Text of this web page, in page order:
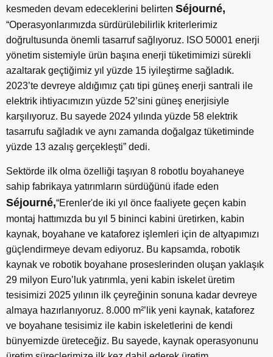
kesmeden devam edeceklerini belirten Séjourné,
“Operasyonlarımızda sürdürülebilirlik kriterlerimiz
doğrultusunda önemli tasarruf sağlıyoruz. ISO 50001 enerji
yönetim sistemiyle ürün başına enerji tüketimimizi sürekli
azaltarak geçtiğimiz yıl yüzde 15 iyileştirme sağladık.
2023’te devreye aldığımız çatı tipi güneş enerji santrali ile
elektrik ihtiyacımızın yüzde 52’sini güneş enerjisiyle
karşılıyoruz. Bu sayede 2024 yılında yüzde 58 elektrik
tasarrufu sağladık ve aynı zamanda doğalgaz tüketiminde
yüzde 13 azalış gerçekleşti” dedi.
Sektörde ilk olma özelliği taşıyan 8 robotlu boyahaneye
sahip fabrikaya yatırımların sürdüğünü ifade eden
Séjourné,“Erenler'de iki yıl önce faaliyete geçen kabin
montaj hattımızda bu yıl 5 bininci kabini üretirken, kabin
kaynak, boyahane ve kataforez işlemleri için de altyapımızı
güçlendirmeye devam ediyoruz. Bu kapsamda, robotik
kaynak ve robotik boyahane proseslerinden oluşan yaklaşık
29 milyon Euro’luk yatırımla, yeni kabin iskelet üretim
tesisimizi 2025 yılının ilk çeyreğinin sonuna kadar devreye
almaya hazırlanıyoruz. 8.000 m²’lik yeni kaynak, kataforez
ve boyahane tesisimiz ile kabin iskeletlerini de kendi
bünyemizde üreteceğiz. Bu sayede, kaynak operasyonunu